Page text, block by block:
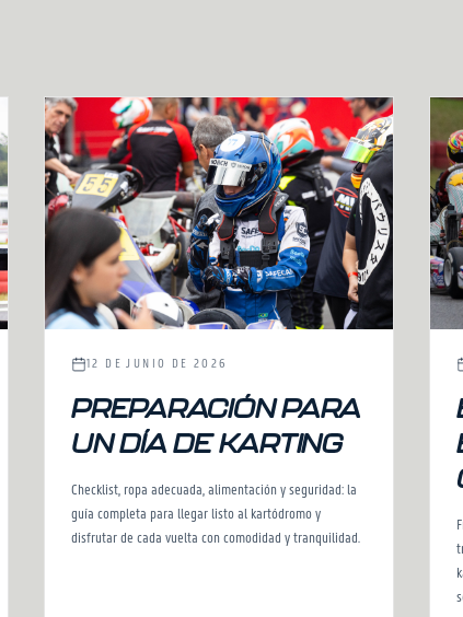
12 DE JUNIO DE 2026
PREPARACIÓN PARA
UN DÍA DE KARTING
Checklist, ropa adecuada, alimentación y seguridad: la
guía completa para llegar listo al kartódromo y
disfrutar de cada vuelta con comodidad y tranquilidad.